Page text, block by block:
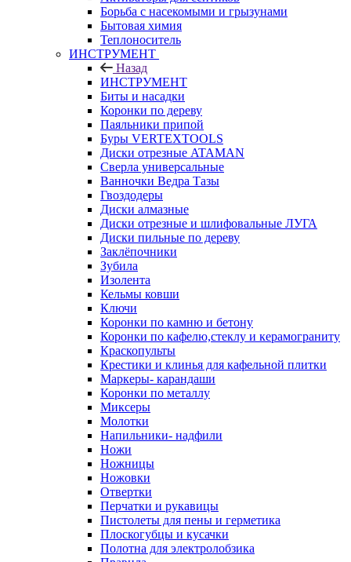
Борьба с насекомыми и грызунами
Бытовая химия
Теплоноситель
ИНСТРУМЕНТ
Назад
ИНСТРУМЕНТ
Биты и насадки
Коронки по дереву
Паяльники припой
Буры VERTEXTOOLS
Диски отрезные ATAMAN
Сверла универсальные
Ванночки Ведра Тазы
Гвоздодеры
Диски алмазные
Диски отрезные и шлифовальные ЛУГА
Диски пильные по дереву
Заклёпочники
Зубила
Изолента
Кельмы ковши
Ключи
Коронки по камню и бетону
Коронки по кафелю,стеклу и керамограниту
Краскопульты
Крестики и клинья для кафельной плитки
Маркеры- карандаши
Коронки по металлу
Миксеры
Молотки
Напильники- надфили
Ножи
Ножницы
Ножовки
Отвертки
Перчатки и рукавицы
Пистолеты для пены и герметика
Плоскогубцы и кусачки
Полотна для электролобзика